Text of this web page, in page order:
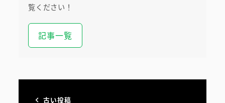
覧ください！
記事一覧
古い投稿